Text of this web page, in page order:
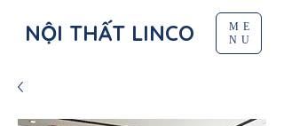
NỘI THẤT LINCO
ME
NU